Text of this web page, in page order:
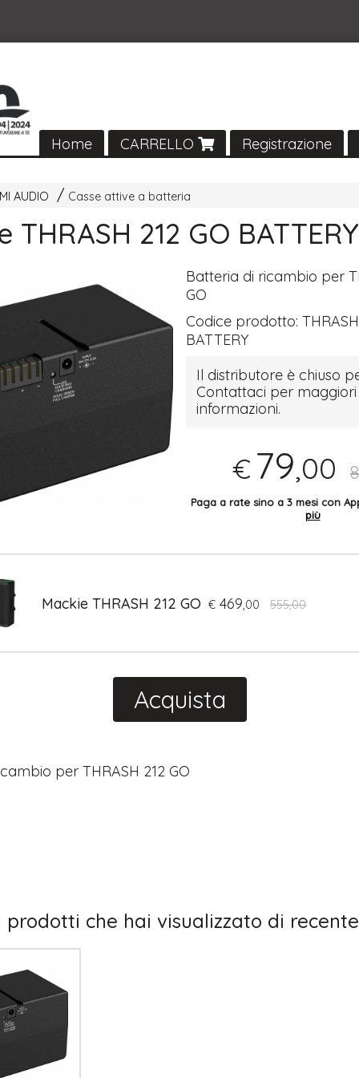
Home CARRELLO Registrazione
AUDIO Casse attive a batteria
THRASH 212 GO BATTERY
Batteria di ricambio per
GO
Codice prodotto:
BATTERY
Il distributore è chiuso
Contattaci per maggiori
informazioni.
€ 79,00
Paga a rate sino a 3 mesi con
più
Mackie THRASH 212 GO € 469,00 555,00
Acquista
per THRASH 212 GO
prodotti che hai visualizzato di